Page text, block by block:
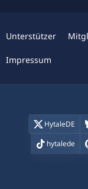
Unterstützer
Impressum
HytaleDE
hytalede